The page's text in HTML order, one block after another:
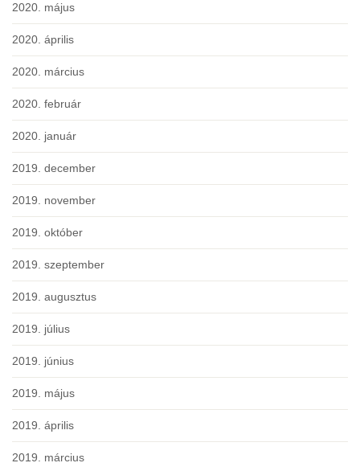
2020. május
2020. április
2020. március
2020. február
2020. január
2019. december
2019. november
2019. október
2019. szeptember
2019. augusztus
2019. július
2019. június
2019. május
2019. április
2019. március